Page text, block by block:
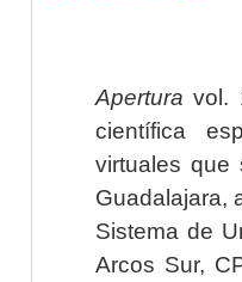
Apertura vol.
científica
virtuales que
Guadalajara,
Sistema de
Arcos Sur,